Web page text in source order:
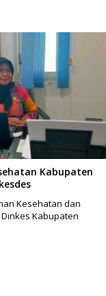
Kabupaten
Kesehatan dan
Kabupaten